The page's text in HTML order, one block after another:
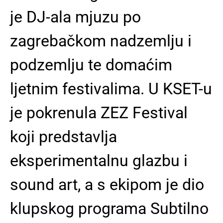
je DJ-ala mjuzu po
zagrebačkom nadzemlju i
podzemlju te domaćim
ljetnim festivalima. U KSET-u
je pokrenula ZEZ Festival
koji predstavlja
eksperimentalnu glazbu i
sound art, a s ekipom je dio
klupskog programa Subtilno